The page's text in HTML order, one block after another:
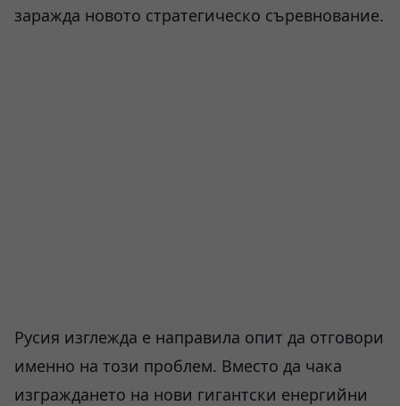
заражда новото стратегическо съревнование.
Русия изглежда е направила опит да отговори
именно на този проблем. Вместо да чака
изграждането на нови гигантски енергийни